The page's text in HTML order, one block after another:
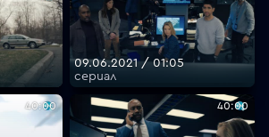
09.06.2021 / 01:05
сериал
40:00 40:00